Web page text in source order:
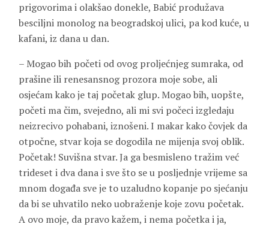
prigovorima i olakšao donekle, Babić produžava
besciljni monolog na beogradskoj ulici, pa kod kuće, u
kafani, iz dana u dan.
– Mogao bih početi od ovog proljećnjeg sumraka, od
prašine ili renesansnog prozora moje sobe, ali
osjećam kako je taj početak glup. Mogao bih, uopšte,
početi ma čim, svejedno, ali mi svi počeci izgledaju
neizrecivo pohabani, iznošeni. I makar kako čovjek da
otpočne, stvar koja se dogodila ne mijenja svoj oblik.
Početak! Suvišna stvar. Ja ga besmisleno tražim već
trideset i dva dana i sve što se u posljednje vrijeme sa
mnom događa sve je to uzaludno kopanje po sjećanju
da bi se uhvatilo neko uobraženje koje zovu početak.
A ovo moje, da pravo kažem, i nema početka i ja,